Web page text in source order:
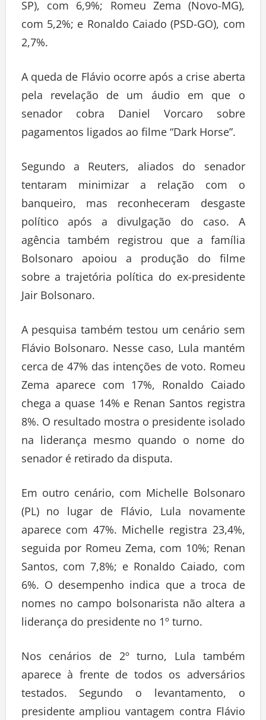
SP), com 6,9%; Romeu Zema (Novo-MG),
com 5,2%; e Ronaldo Caiado (PSD-GO), com
2,7%.
A queda de Flávio ocorre após a crise aberta
pela revelação de um áudio em que o
senador cobra Daniel Vorcaro sobre
pagamentos ligados ao filme “Dark Horse”.
Segundo a Reuters, aliados do senador
tentaram minimizar a relação com o
banqueiro, mas reconheceram desgaste
político após a divulgação do caso. A
agência também registrou que a família
Bolsonaro apoiou a produção do filme
sobre a trajetória política do ex-presidente
Jair Bolsonaro.
A pesquisa também testou um cenário sem
Flávio Bolsonaro. Nesse caso, Lula mantém
cerca de 47% das intenções de voto. Romeu
Zema aparece com 17%, Ronaldo Caiado
chega a quase 14% e Renan Santos registra
8%. O resultado mostra o presidente isolado
na liderança mesmo quando o nome do
senador é retirado da disputa.
Em outro cenário, com Michelle Bolsonaro
(PL) no lugar de Flávio, Lula novamente
aparece com 47%. Michelle registra 23,4%,
seguida por Romeu Zema, com 10%; Renan
Santos, com 7,8%; e Ronaldo Caiado, com
6%. O desempenho indica que a troca de
nomes no campo bolsonarista não altera a
liderança do presidente no 1º turno.
Nos cenários de 2º turno, Lula também
aparece à frente de todos os adversários
testados. Segundo o levantamento, o
presidente ampliou vantagem contra Flávio